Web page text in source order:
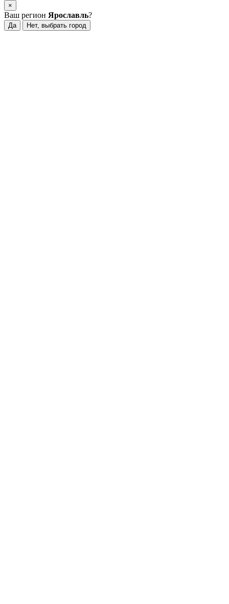
×
Ваш регион Ярославль?
Да Нет, выбрать город